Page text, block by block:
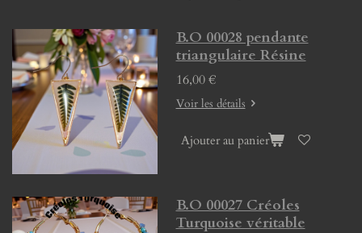
B.O 00028 pendante
triangulaire Résine
16,00 €
Voir les détails
Ajouter au panier
B.O 00027 Créoles
Turquoise véritable